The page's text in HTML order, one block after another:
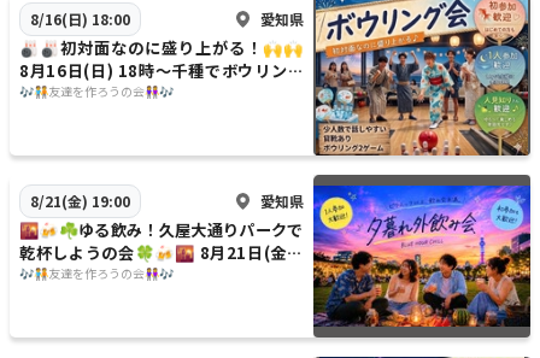
8/16(日) 18:00 愛知県
🎳🎳初対面なのに盛り上がる！🙌🙌
8月16日(日) 18時〜千種でボウリング
をやろうの会🎳🎳
🎶🧑‍🤝‍🧑友達を作ろうの会👭🎶
8/21(金) 19:00 愛知県
🌇🍻☘️ゆる飲み！久屋大通りパークで
乾杯しようの会🍀🍻🌇 8月21日(金)1
9時〜
🎶🧑‍🤝‍🧑友達を作ろうの会👭🎶